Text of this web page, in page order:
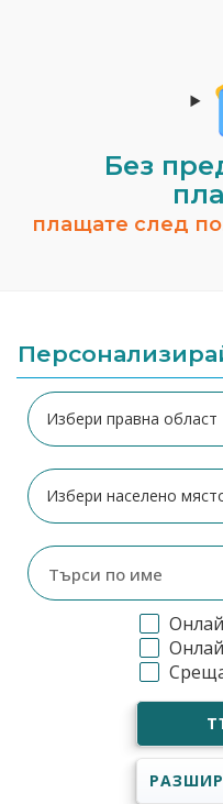
Без
плащате след